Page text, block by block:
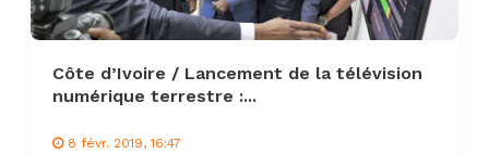
Côte d’Ivoire / Lancement de la télévision
numérique terrestre :...
8 févr. 2019, 16:47